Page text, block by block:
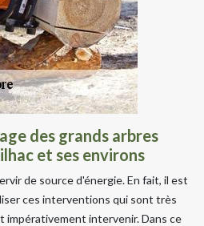
des grands arbres
et ses environs
de source d'énergie. En fait, il est
ces interventions qui sont très
impérativement intervenir. Dans ce